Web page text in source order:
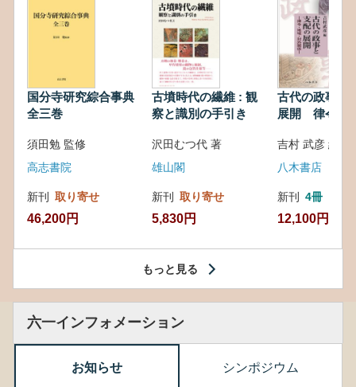
国分寺研究綜合事典
全三巻
須田勉 監修
高志書院
新刊 取り寄せ
46,200円
古墳時代の繊維 : 観
察と識別の手引き
沢田むつ代 著
雄山閣
新刊 取り寄せ
5,830円
古代の政事と
展開 律令・
吉村 武彦 編集
八木書店
新刊 4冊
12,100円
もっと見る
六一インフォメーション
お知らせ シンポジウム